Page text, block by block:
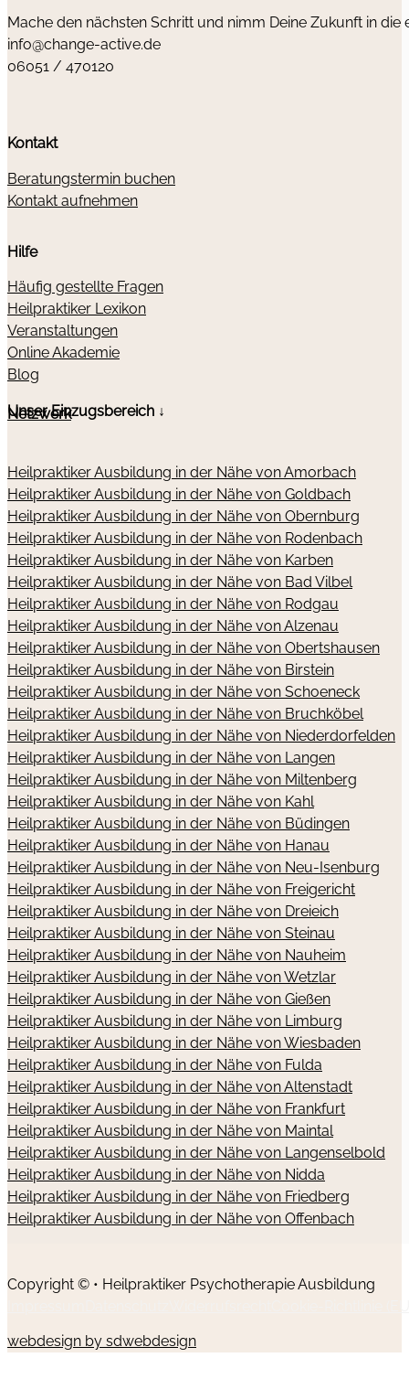
Mache den nächsten Schritt und nimm Deine Zukunft in die
info@change-active.de
06051 / 470120
Kontakt
Beratungstermin buchen
Kontakt aufnehmen
Hilfe
Häufig gestellte Fragen
Heilpraktiker Lexikon
Veranstaltungen
Online Akademie
Blog
Netzwerk
Unser Einzugsbereich ↓
Heilpraktiker Ausbildung in der Nähe von Amorbach
Heilpraktiker Ausbildung in der Nähe von Goldbach
Heilpraktiker Ausbildung in der Nähe von Obernburg
Heilpraktiker Ausbildung in der Nähe von Rodenbach
Heilpraktiker Ausbildung in der Nähe von Karben
Heilpraktiker Ausbildung in der Nähe von Bad Vilbel
Heilpraktiker Ausbildung in der Nähe von Rodgau
Heilpraktiker Ausbildung in der Nähe von Alzenau
Heilpraktiker Ausbildung in der Nähe von Obertshausen
Heilpraktiker Ausbildung in der Nähe von Birstein
Heilpraktiker Ausbildung in der Nähe von Schoeneck
Heilpraktiker Ausbildung in der Nähe von Bruchköbel
Heilpraktiker Ausbildung in der Nähe von Niederdorfelden
Heilpraktiker Ausbildung in der Nähe von Langen
Heilpraktiker Ausbildung in der Nähe von Miltenberg
Heilpraktiker Ausbildung in der Nähe von Kahl
Heilpraktiker Ausbildung in der Nähe von Büdingen
Heilpraktiker Ausbildung in der Nähe von Hanau
Heilpraktiker Ausbildung in der Nähe von Neu-Isenburg
Heilpraktiker Ausbildung in der Nähe von Freigericht
Heilpraktiker Ausbildung in der Nähe von Dreieich
Heilpraktiker Ausbildung in der Nähe von Steinau
Heilpraktiker Ausbildung in der Nähe von Nauheim
Heilpraktiker Ausbildung in der Nähe von Wetzlar
Heilpraktiker Ausbildung in der Nähe von Gießen
Heilpraktiker Ausbildung in der Nähe von Limburg
Heilpraktiker Ausbildung in der Nähe von Wiesbaden
Heilpraktiker Ausbildung in der Nähe von Fulda
Heilpraktiker Ausbildung in der Nähe von Altenstadt
Heilpraktiker Ausbildung in der Nähe von Frankfurt
Heilpraktiker Ausbildung in der Nähe von Maintal
Heilpraktiker Ausbildung in der Nähe von Langenselbold
Heilpraktiker Ausbildung in der Nähe von Nidda
Heilpraktiker Ausbildung in der Nähe von Friedberg
Heilpraktiker Ausbildung in der Nähe von Offenbach
Copyright © • Heilpraktiker Psychotherapie Ausbildung
webdesign by sdwebdesign